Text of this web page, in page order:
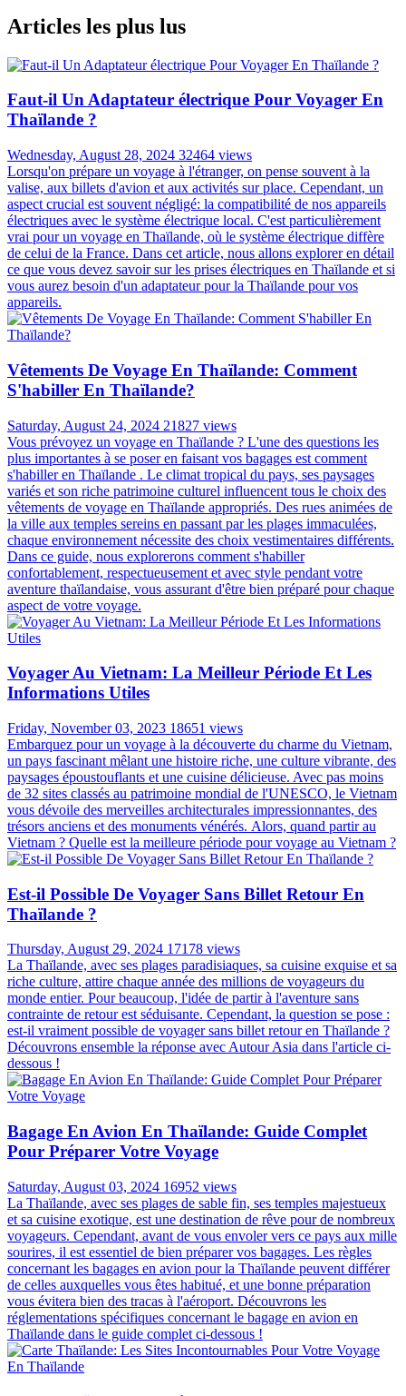
Toujours en ligne pour une assistance 24/7
Articles les plus lus
Faut-il Un Adaptateur électrique Pour Voyager En
Thaïlande ?
Lorsqu'on prépare un voyage à l'étranger, on pense souvent à la
valise, aux billets d'avion et aux activités sur place. Cependant, un
aspect crucial est souvent négligé: la compatibilité de nos appareils
électriques avec le système électrique local. C'est particulièrement
vrai pour un voyage en Thaïlande, où le système électrique diffère
de celui de la France. Dans cet article, nous allons explorer en détail
ce que vous devez savoir sur les prises électriques en Thaïlande et si
vous aurez besoin d'un adaptateur pour la Thaïlande pour vos
appareils.
Vêtements De Voyage En Thaïlande: Comment
Saturday, August 24, 2024
Vous prévoyez un voyage en Thaïlande ? L'une des questions les
plus importantes à se poser en faisant vos bagages est comment
s'habiller en Thaïlande . Le climat tropical du pays, ses paysages
variés et son riche patrimoine culturel influencent tous le choix des
vêtements de voyage en Thaïlande appropriés. Des rues animées de
la ville aux temples sereins en passant par les plages immaculées,
chaque environnement nécessite des choix vestimentaires différents.
Dans ce guide, nous explorerons comment s'habiller
confortablement, respectueusement et avec style pendant votre
aventure thaïlandaise, vous assurant d'être bien préparé pour chaque
aspect de votre voyage.
Informations Utiles
Friday, November 03, 2023 18651 views
Embarquez pour un voyage à la découverte du charme du Vietnam,
un pays fascinant mêlant une histoire riche, une culture vibrante, des
paysages époustouflants et une cuisine délicieuse. Avec pas moins
de 32 sites classés au patrimoine mondial de l'UNESCO, le Vietnam
vous dévoile des merveilles architecturales impressionnantes, des
trésors anciens et des monuments vénérés. Alors, quand partir au
Vietnam ? Quelle est la meilleure période pour voyage au Vietnam ?
Est-il Possible De Voyager Sans Billet Retour En
Thursday, August 29, 2024 17178 views
La Thaïlande, avec ses plages paradisiaques, sa cuisine exquise et sa
riche culture, attire chaque année des millions de voyageurs du
monde entier. Pour beaucoup, l'idée de partir à l'aventure sans
contrainte de retour est séduisante. Cependant, la question se pose :
est-il vraiment possible de voyager sans billet retour en Thaïlande ?
Découvrons ensemble la réponse avec Autour Asia dans l'article ci-
dessous !